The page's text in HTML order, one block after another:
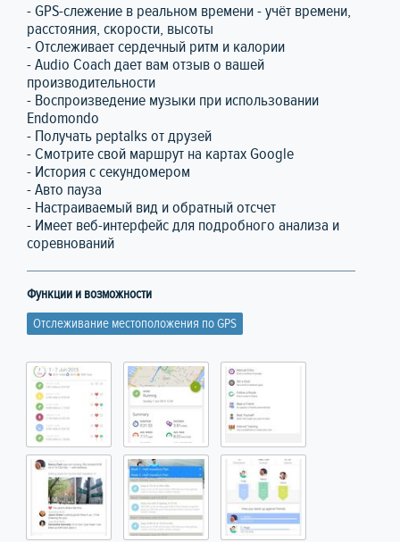
- GPS-слежение в реальном времени - учёт времени,
расстояния, скорости, высоты
- Отслеживает сердечный ритм и калории
- Audio Coach дает вам отзыв о вашей
производительности
- Воспроизведение музыки при использовании
Endomondo
- Получать peptalks от друзей
- Смотрите свой маршрут на картах Google
- История с секундомером
- Авто пауза
- Настраиваемый вид и обратный отсчет
- Имеет веб-интерфейс для подробного анализа и
соревнований
Функции и возможности
Отслеживание местоположения по GPS